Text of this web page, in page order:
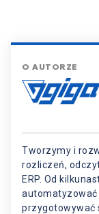
O AUTORZE
Tworzymy i
rozliczeń,
ERP. Od
automatyzować
przygotowywać